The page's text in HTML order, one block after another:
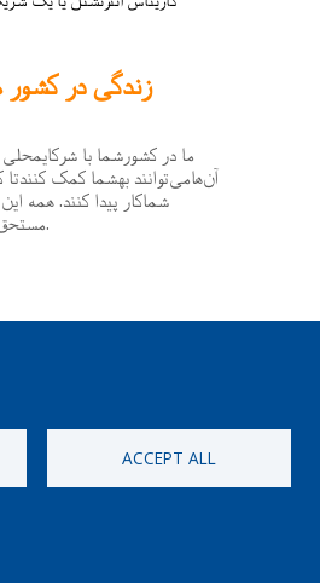
زندگی در
ما در کشورشما با شرکایمحلی
آنهامیتوانند بهشما کمک کنندتا
شماکار پیدا کنند. همه این
.
[Free Number]
ACCEPT ALL